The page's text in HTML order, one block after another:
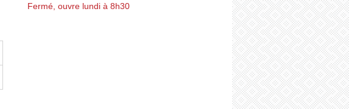
Fermé, ouvre lundi à 8h30